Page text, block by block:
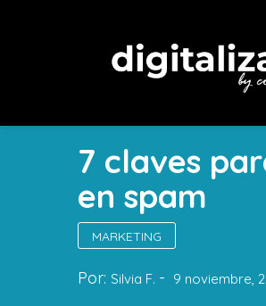
7 claves
en spam
MARKETING
Por: Silvia F. 9 noviembre,